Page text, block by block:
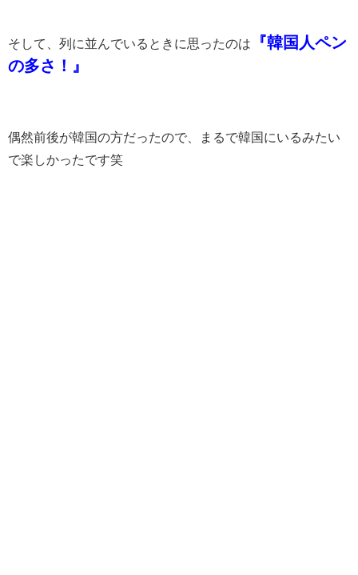
そして、列に並んでいるときに思ったのは
『韓国人ペン
の多さ！』
偶然前後が韓国の方だったので、まるで韓国にいるみたい
で楽しかったです笑